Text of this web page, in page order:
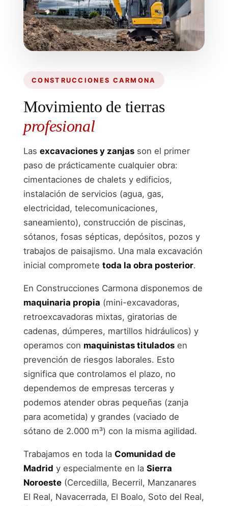
CONSTRUCCIONES CARMONA
Movimiento de tierras
profesional
Las excavaciones y zanjas son el primer
paso de prácticamente cualquier obra:
cimentaciones de chalets y edificios,
instalación de servicios (agua, gas,
electricidad, telecomunicaciones,
saneamiento), construcción de piscinas,
sótanos, fosas sépticas, depósitos, pozos y
trabajos de paisajismo. Una mala excavación
inicial compromete toda la obra posterior.
En Construcciones Carmona disponemos de
maquinaria propia (mini-excavadoras,
retroexcavadoras mixtas, giratorias de
cadenas, dúmperes, martillos hidráulicos) y
operamos con maquinistas titulados en
prevención de riesgos laborales. Esto
significa que controlamos el plazo, no
dependemos de empresas terceras y
podemos atender obras pequeñas (zanja
para acometida) y grandes (vaciado de
sótano de 2.000 m³) con la misma agilidad.
Trabajamos en toda la Comunidad de
Madrid y especialmente en la Sierra
Noroeste (Cercedilla, Becerril, Manzanares
El Real, Navacerrada, El Boalo, Soto del Real,